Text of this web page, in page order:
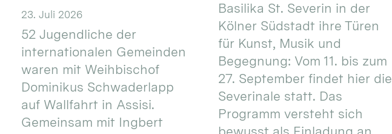
23. Juli 2026
52 Jugendliche der
internationalen Gemeinden
waren mit Weihbischof
Dominikus Schwaderlapp
auf Wallfahrt in Assisi.
Gemeinsam mit Ingbert
Basilika St. Severin in der
Kölner Südstadt ihre Türen
für Kunst, Musik und
Begegnung: Vom 11. bis zum
27. September findet hier die
Severinale statt. Das
Programm versteht sich